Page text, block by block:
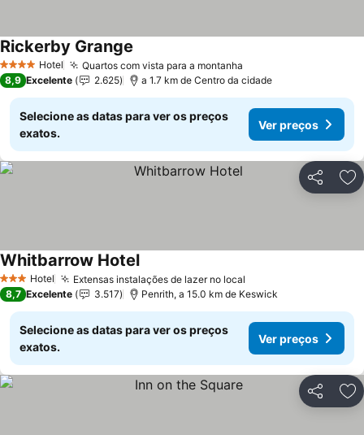
4 EstrelasHotel Quartos com vista para a montanha
Rickerby Grange
8,9 Excelente 2.625 a 1.7 km de Centro da cidade
Selecione as datas para ver os preços
exatos.
Ver preços
Partilhar
3 EstrelasHotel Extensas instalações de lazer no local
Whitbarrow Hotel
8,7 Excelente 3.517 Penrith, a 15.0 km de Keswick
Selecione as datas para ver os preços
exatos.
Ver preços
Partilhar